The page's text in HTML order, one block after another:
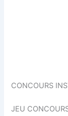
CONCOURS
JEU